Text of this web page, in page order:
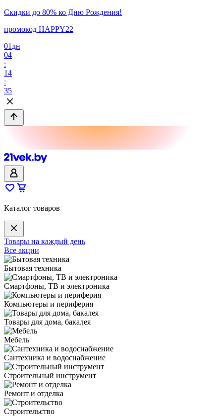
Скидки до 80% ко Дню Рождения!
промокод HAPPY22
01 дн
04
:
14
:
35
Каталог товаров
Товары на каждый день
Все акции
Бытовая техника
Смартфоны, ТВ и электроника
Компьютеры и периферия
Товары для дома, бакалея
Мебель
Сантехника и водоснабжение
Строительный инструмент
Ремонт и отделка
Строительство